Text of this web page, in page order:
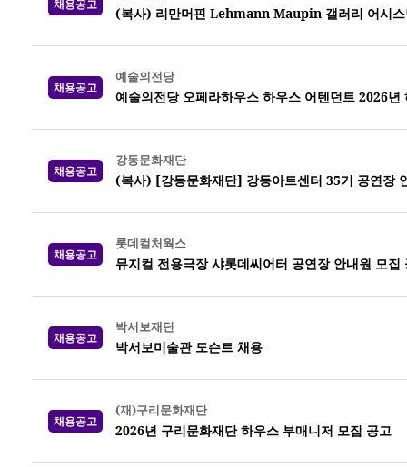
채용공고
(복사) 리만머핀 Lehmann Maupin 갤러리 어시스
채용공고
예술의전당
예술의전당 오페라하우스 하우스 어텐던트 2026
채용공고
강동문화재단
(복사) [강동문화재단] 강동아트센터 35기 공연장
채용공고
롯데컬처웍스
뮤지컬 전용극장 샤롯데씨어터 공연장 안내원 모
채용공고
박서보재단
박서보미술관 도슨트 채용
채용공고
(재)구리문화재단
2026년 구리문화재단 하우스 부매니저 모집 공고